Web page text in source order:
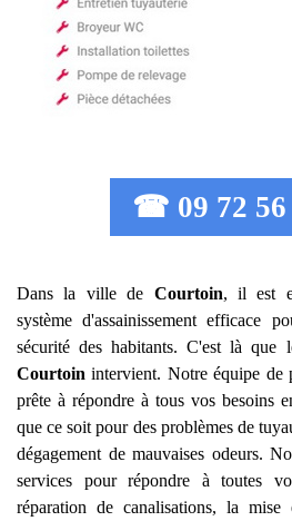
☎ 09 72 56
Dans la ville de Courtoin, il est
système d'assainissement efficace
sécurité des habitants. C'est là que
Courtoin intervient. Notre équipe de
prête à répondre à tous vos besoins
que ce soit pour des problèmes de
dégagement de mauvaises odeurs.
services pour répondre à toutes
réparation de canalisations, la